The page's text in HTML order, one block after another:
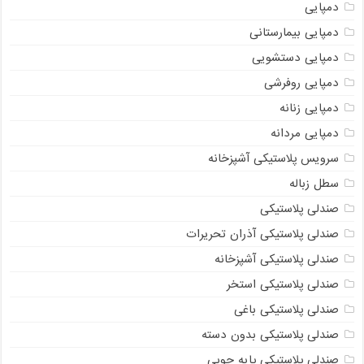
دمپایی
دمپایی بیمارستانی
دمپایی دستشویی
دمپایی روفرشی
دمپایی زنانه
دمپایی مردانه
سرویس پلاستیکی آشپزخانه
سطل زباله
صندلی پلاستیکی
صندلی پلاستیکی آذران تحریرات
صندلی پلاستیکی آشپزخانه
صندلی پلاستیکی استخر
صندلی پلاستیکی باغی
صندلی پلاستیکی بدون دسته
صندلی پلاستیکی پایه چوبی